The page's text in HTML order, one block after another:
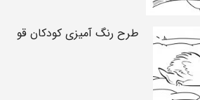
طرح رنگ آمیزی کودکان قو